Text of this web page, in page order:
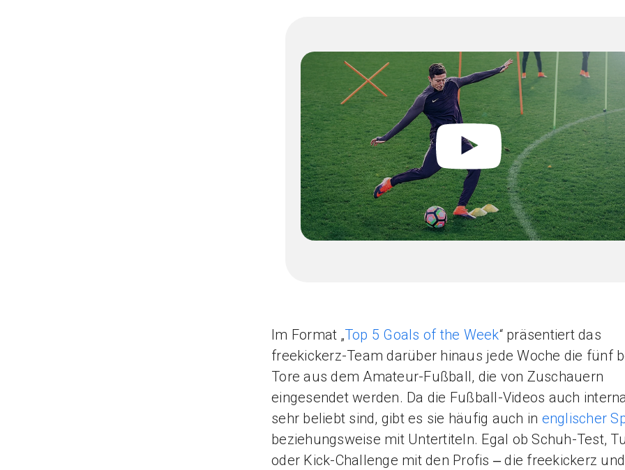
Im Format „Top 5 Goals of the Week“ präsentiert das
freekickerz-Team darüber hinaus jede Woche die fünf
Tore aus dem Amateur-Fußball, die von Zuschauern
eingesendet werden. Da die Fußball-Videos auch
sehr beliebt sind, gibt es sie häufig auch in englischer
beziehungsweise mit Untertiteln. Egal ob Schuh-Test,
oder Kick-Challenge mit den Profis ‒ die freekickerz